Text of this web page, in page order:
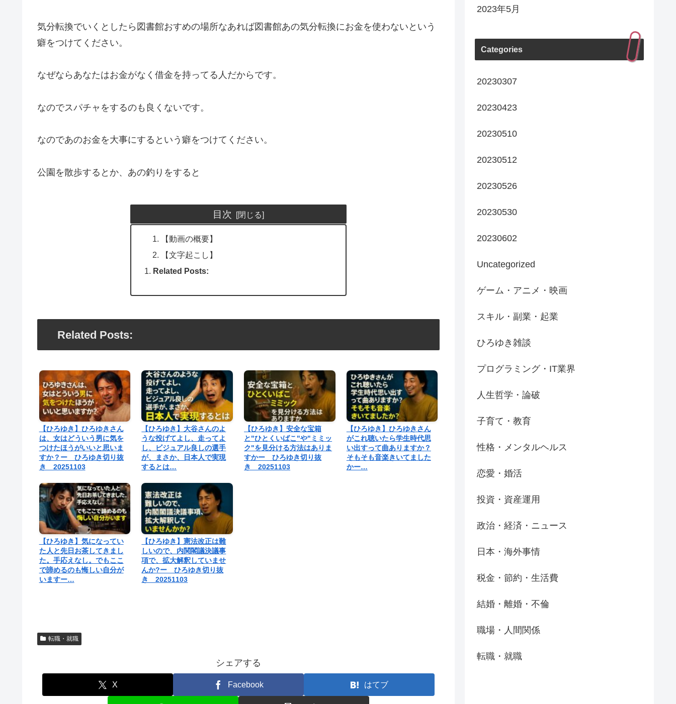
気分転換でいくとしたら図書館おすめの場所なあれば図書館あの気分転換にお金を使わないという
癖をつけてください。
なぜならあなたはお金がなく借金を持ってる人だからです。
なのでスパチャをするのも良くないです。
なのであのお金を大事にするという癖をつけてください。
公園を散歩するとか、あの釣りをすると
目次
【動画の概要】
【文字起こし】
Related Posts:
Related Posts:
【ひろゆき】ひろゆきさん
は、女はどういう男に気を
つけたほうがいいと思いま
すか？ー ひろゆき切り抜
き 20251103
【ひろゆき】大谷さんのよ
うな投げてよし、走ってよ
し、ビジュアル良しの選手
が、まさか、日本人で実現
するとは…
【ひろゆき】安全な宝箱
と"ひとくいばこ"や"ミミッ
ク"を見分ける方法はありま
すかー ひろゆき切り抜
き 20251103
【ひろゆき】ひろゆきさん
がこれ聴いたら学生時代思
い出すって曲ありますか？
そもそも音楽きいてました
かー…
【ひろゆき】気になってい
た人と先日お茶してきまし
た。手応えなし。でもここ
で諦めるのも悔しい自分が
いますー…
【ひろゆき】憲法改正は難
しいので、内関閣議決議事
項で、拡大解釈していませ
んか?ー ひろゆき切り抜
き 20251103
転職・就職
シェアする
X Facebook はてブ
2023年5月
Categories
20230307
20230423
20230510
20230512
20230526
20230530
20230602
Uncategorized
ゲーム・アニメ・映画
スキル・副業・起業
ひろゆき雑談
プログラミング・IT業界
人生哲学・論破
子育て・教育
性格・メンタルヘルス
恋愛・婚活
投資・資産運用
政治・経済・ニュース
日本・海外事情
税金・節約・生活費
結婚・離婚・不倫
職場・人間関係
転職・就職